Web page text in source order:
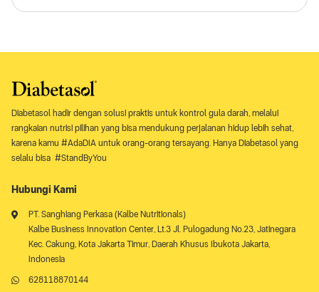
Diabetasol hadir dengan solusi praktis untuk kontrol gula darah, melalui
rangkaian nutrisi pilihan yang bisa mendukung perjalanan hidup lebih sehat,
karena kamu #AdaDIA untuk orang-orang tersayang. Hanya Diabetasol yang
selalu bisa #StandByYou
Hubungi Kami
PT. Sanghiang Perkasa (Kalbe Nutritionals)
Kalbe Business Innovation Center, Lt.3 Jl. Pulogadung No.23, Jatinegara
Kec. Cakung, Kota Jakarta Timur, Daerah Khusus Ibukota Jakarta,
Indonesia
628118870144